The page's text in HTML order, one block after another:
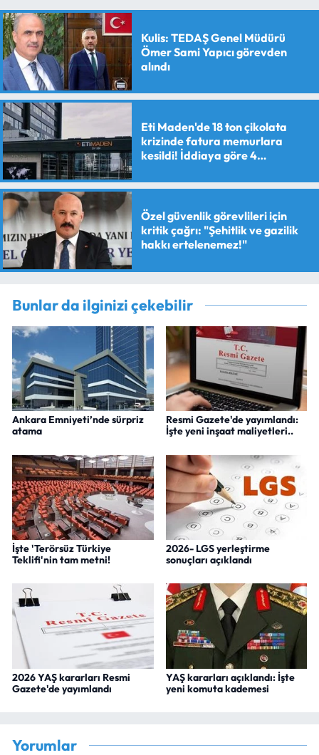
Kulis: TEDAŞ Genel Müdürü
Ömer Sami Yapıcı görevden
alındı
Eti Maden'de 18 ton çikolata
krizinde fatura memurlara
kesildi! İddiaya göre 4
verildi
Özel güvenlik görevlileri için
kritik çağrı: "Şehitlik ve gazilik
hakkı ertelenemez!"
Bunlar da ilginizi çekebilir
Ankara Emniyeti’nde sürpriz
atama
Resmi Gazete'de yayımlandı:
İşte yeni inşaat maliyetleri..
İşte 'Terörsüz Türkiye
Teklifi'nin tam metni!
2026- LGS yerleştirme
sonuçları açıklandı
2026 YAŞ kararları Resmi
Gazete'de yayımlandı
YAŞ kararları açıklandı: İşte
yeni komuta kademesi
Yorumlar